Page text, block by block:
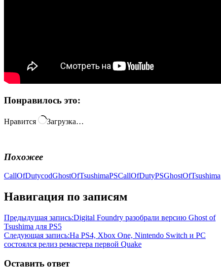
Понравилось это:
Нравится Загрузка…
Похожее
CallOfDutycodGhostOfTsushimaPSCallOfDutyPSGhostOfTsushima
Навигация по записям
Предыдущая запись:Digital Foundry разобрали версию Ghost of
Tsushima для PS5
Следующая запись:На PS4, Xbox One, Nintendo Switch и PC
состоялся релиз ремастера первой Quake
Оставить ответ